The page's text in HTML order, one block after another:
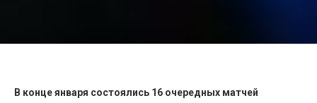
В конце января состоялись 16 очередных матчей